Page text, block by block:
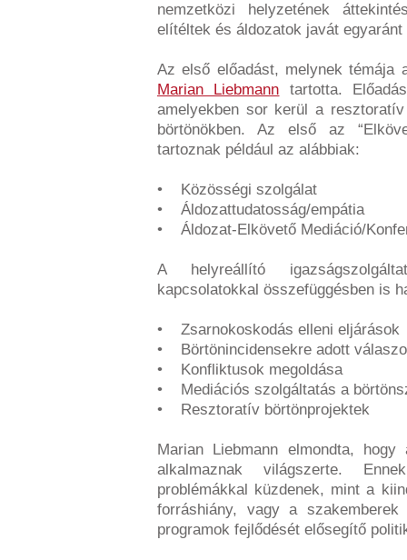
nemzetközi helyzetének
elítéltek és áldozatok javát
Az első előadást, melynek témája
Marian Liebmann tartotta.
amelyekben sor kerül a
börtönökben. Az első az
tartoznak például az alábbiak:
• Közösségi szolgálat
• Áldozattudatosság/empátia
• Áldozat-Elkövető Mediáció/
A helyreállító
kapcsolatokkal összefüggésben is
• Zsarnokoskodás elleni eljárások
• Börtönincidensekre adott
• Konfliktusok megoldása
• Mediációs szolgáltatás a
• Resztoratív börtönprojektek
Marian Liebmann elmondta,
alkalmaznak világszerte.
problémákkal küzdenek, mint a
forráshiány, vagy a
programok fejlődését elősegítő